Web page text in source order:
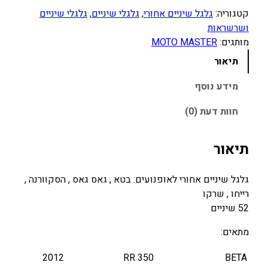
ו
ת
ש
ג
ש
5
ש
י
נ
י
ם
קטגוריה:גלגל שיניים אחורי, גלגלי שיניים, גלגלי שיניים
ושרשראות
מותגים:MOTO MASTER
תיאור
מידע נוסף
חוות דעת (0)
תיאור
גלגל שיניים אחורי לאופנועים: בטא , גאס גאס , הסקוורנה ,
רייחו , שרקו
52 שיניים
מתאים:
BETA
RR 350
2012